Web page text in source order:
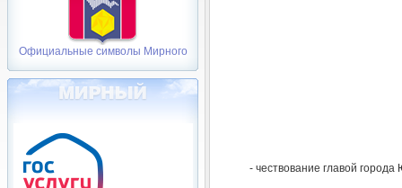
Официальные символы Мирного
- чествование главой